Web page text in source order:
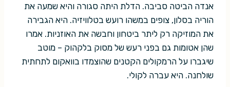
אנדה הביטה סביבה. הדלת היתה סגורה והיא שמעה את
הוריה בסלון, צופים במשהו רועש בטלוויזיה. היא הגבירה
את המוזיקה רק ליתר ביטחון וחבשה את האוזניות. אמרו
שהן אטומות גם בפני רעש של מסוק בלקהוק – מוטב
שיגברו על הרמקולים הקטנים שהוצמדו בוואקום לתחתית
שולחנה. היא עברה לקולי.